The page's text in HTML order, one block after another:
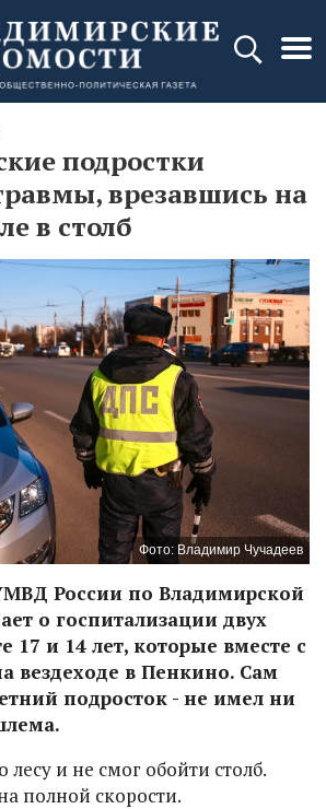
подростки
врезавшись на
в столб
Фото: Владимир Чучадеев
России по Владимирской
о госпитализации двух
17 и 14 лет, которые вместе с
вездеходе в Пенкино. Сам
подросток - не имел ни
лесу и не смог обойти столб.
полной скорости.